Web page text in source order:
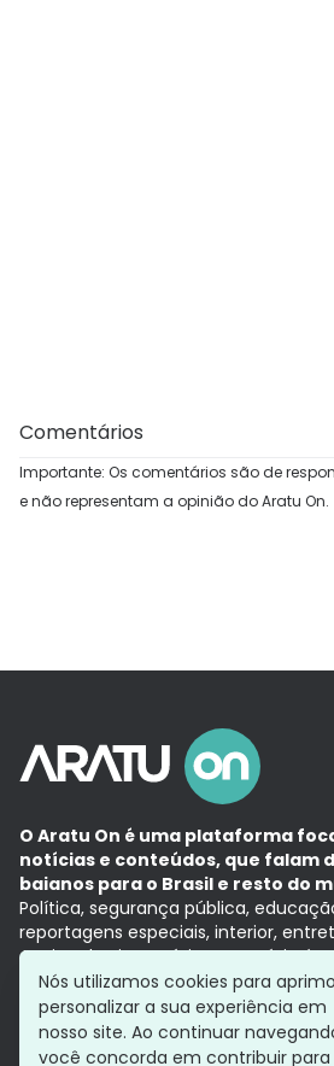
Comentários
Importante: Os comentários são de
e não representam a opinião do Aratu On.
O Aratu On é uma plataforma
notícias e conteúdos, que falam
baianos para o Brasil e resto do
Política, segurança pública,
reportagens especiais, interior,
Aqui, tudo vira notícia e a notícia é
com a credibilidade do Grupo
Grupo Aratu
Política de privacidade
Nós utilizamos cookies para
personalizar a sua experiência em
nosso site. Ao continuar
você concorda em contribuir para